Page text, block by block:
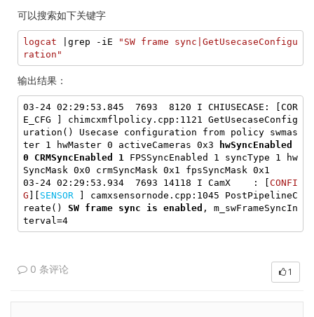
可以搜索如下关键字
logcat |grep -iE
"SW frame sync|GetUsecaseConfigu
ration"
输出结果：
03-24 02:29:53.845  7693  8120 I CHIUSECASE: [COR
E_CFG ] chimcxmflpolicy.cpp:1121 GetUsecaseConfig
uration() Usecase configuration from policy swmas
ter 1 hwMaster 0 activeCameras 0x3
hwSyncEnabled
0
CRMSyncEnabled 1 FPSSyncEnabled 1 syncType 1 hw
SyncMask 0x0 crmSyncMask 0x1 fpsSyncMask 0x1
03-24 02:29:53.934  7693 14118 I CamX    : [CONFI
G ][ SENSOR
] camxsensornode.cpp:1045 PostPipelineC
reate() SW frame sync is enabled , m_swFrameSyncIn
terval=4
0 条评论 1